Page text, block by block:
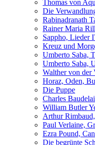
Thomas von
Die
Rabinadranath
Rainer Maria
Sappho, Lieder
Kreuz und
Umberto Saba,
Umberto Saba,
Walther von der
Horaz, Oden,
Die Puppe
Charles
William Butler
Arthur
Paul Verlaine,
Ezra Pound,
Die begrünte